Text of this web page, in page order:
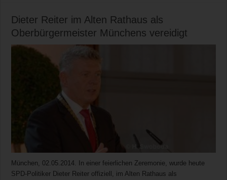
Dieter Reiter im Alten Rathaus als
Oberbürgermeister Münchens vereidigt
München, 02.05.2014. In einer feierlichen Zeremonie, wurde heute
SPD-Politiker Dieter Reiter offiziell, im Alten Rathaus als